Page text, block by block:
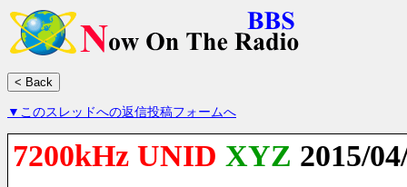
▼このスレッドへの返信投稿フォームへ
7200kHz UNID XYZ 2015/